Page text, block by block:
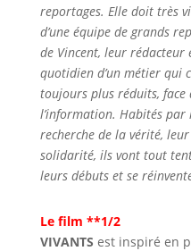
reportages. Elle doit très
d’une équipe de grands
de Vincent, leur rédacteur
quotidien d’un métier qui
toujours plus réduits, face
l’information. Habités
recherche de la vérité,
solidarité, ils vont tout
leurs débuts et se
Le film **1/2
VIVANTS est inspiré en